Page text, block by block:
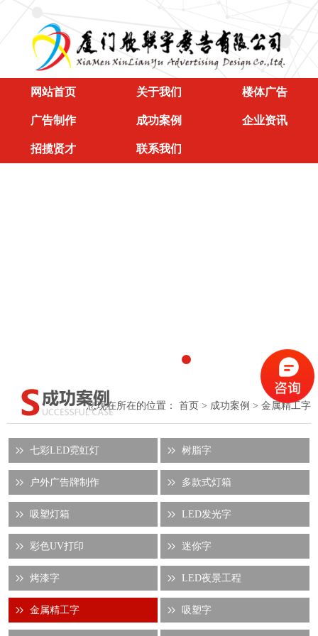
网站首页 关于我们 楼体广告
广告制作 成功案例 企业资讯
招揽贤才 联系我们
您现在所在的位置： 首页 > 成功案例 > 金属精工字
七彩LED霓虹灯 树脂字
户外广告牌制作 多款式灯箱
吸塑灯箱 LED发光字
彩色UV打印 迷你字
烤漆字 LED夜景工程
金属精工字 吸塑字